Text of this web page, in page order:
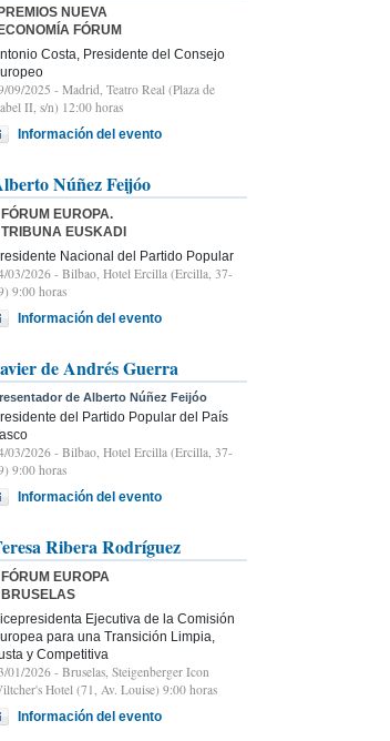
PREMIOS NUEVA
ECONOMÍA FÓRUM
Costa, Presidente del Consejo
09/2025 - Madrid, Teatro Real (Plaza de
II, s/n) 12:00 horas
Información del evento
Núñez Feijóo
FÓRUM EUROPA.
TRIBUNA EUSKADI
Nacional del Partido Popular
03/2026 - Bilbao, Hotel Ercilla (Ercilla, 37-
9:00 horas
Información del evento
de Andrés Guerra
de Alberto Núñez Feijóo
del Partido Popular del País
03/2026 - Bilbao, Hotel Ercilla (Ercilla, 37-
9:00 horas
Información del evento
Ribera Rodríguez
FÓRUM EUROPA
BRUSELAS
Ejecutiva de la Comisión
para una Transición Limpia,
y Competitiva
01/2026- Bruselas, Steigenberger Icon
Hotel (71, Av. Louise) 9:00 horas
Información del evento